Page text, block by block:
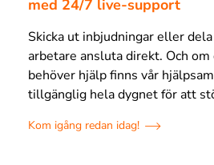
med 24/7 live-support
Skicka ut inbjudningar eller
arbetare ansluta direkt. Och om
behöver hjälp finns vår
tillgänglig hela dygnet för att
Kom igång redan idag!